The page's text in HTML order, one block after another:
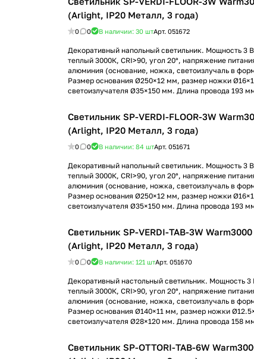
(Arlight, IP20 Металл, 3 года)
0 0 В наличии: 30 штАрт. 051672
Декоративный напольный светильник. Мощность 3
теплый 3000К, CRI>90, угол 20°, напряжение
алюминия (основание, ножка, светоизлучаль в
Размер основания Ø250×12 мм, размер ножки
светоизлучателя Ø35×150 мм. Длина провода 193
Светильник SP-VERDI-FLOOR-3W
(Arlight, IP20 Металл, 3 года)
0 0 В наличии: 84 штАрт. 051671
Декоративный напольный светильник. Мощность 3
теплый 3000К, CRI>90, угол 20°, напряжение
алюминия (основание, ножка, светоизлучаль в
Размер основания Ø250×12 мм, размер ножки
светоизлучателя Ø35×150 мм. Длина провода 193
Светильник SP-VERDI-TAB-3W
(Arlight, IP20 Металл, 3 года)
0 0 В наличии: 121 штАрт. 051670
Декоративный настольный светильник. Мощность
теплый 3000К, CRI>90, угол 20°, напряжение
алюминия (основание, ножка, светоизлучаль в
Размер основания Ø140×11 мм, размер ножки
светоизлучателя Ø28×120 мм. Длина провода 158
Светильник SP-OTTORI-TAB-6W